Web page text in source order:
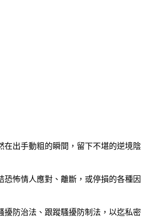
出手動粗的瞬間，留下不堪的逆境陰
怖情人應對、離斷，或停損的各種因
防治法、跟蹤騷擾防制法，以迄私密